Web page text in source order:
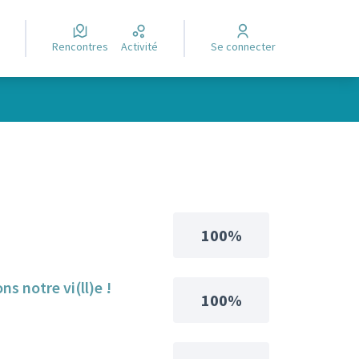
Rencontres Activité Se connecter
100%
notre vi(ll)e !
100%